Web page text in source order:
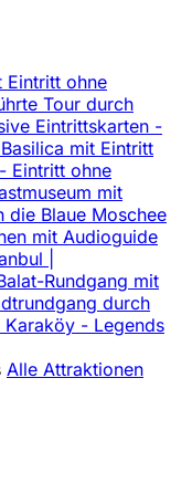
Eintritt ohne
Tour durch
Eintrittskarten -
mit Eintritt
- Eintritt ohne
mit
die Blaue Moschee
mit Audioguide
|
Rundgang mit
durch
Karaköy - Legends
Alle Attraktionen